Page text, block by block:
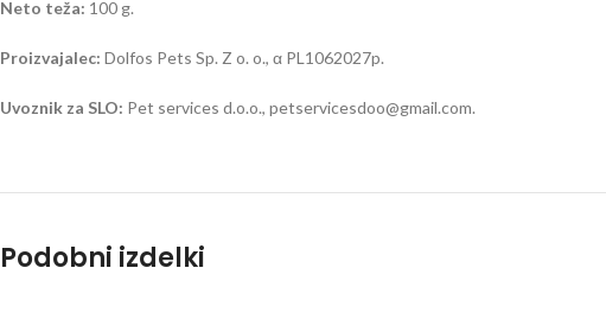
Neto teža: 100 g.
Proizvajalec: Dolfos Pets Sp. Z o. o., α PL1062027p.
Uvoznik za SLO: Pet services d.o.o., petservicesdoo@gmail.com.
Podobni izdelki